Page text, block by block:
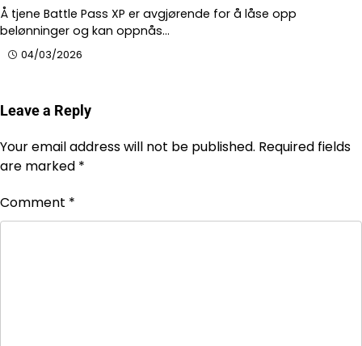
Å tjene Battle Pass XP er avgjørende for å låse opp
belønninger og kan oppnås…
04/03/2026
Leave a Reply
Your email address will not be published. Required fields
are marked *
Comment *